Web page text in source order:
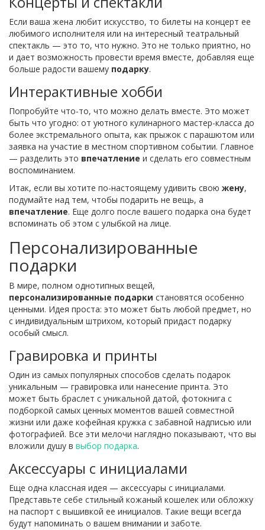
Если ваша жена любит искусство, то билеты на концерт ее
любимого исполнителя или на интересный театральный
спектакль — это то, что нужно. Это не только приятно, но
и дает возможность провести время вместе, добавляя еще
больше радости вашему подарку.
Интерактивные хобби
Попробуйте что-то, что можно делать вместе. Это может
быть что угодно: от уютного кулинарного мастер-класса до
более экстремального опыта, как прыжок с парашютом или
заявка на участие в местном спортивном событии. Главное
— разделить это впечатление и сделать его совместным
воспоминанием.
Итак, если вы хотите по-настоящему удивить свою жену,
подумайте над тем, чтобы подарить не вещь, а
впечатление. Еще долго после вашего подарка она будет
вспоминать об этом с улыбкой на лице.
Персонализированные
подарки
В мире, полном однотипных вещей,
персонализированные подарки становятся особенно
ценными. Идея проста: это может быть любой предмет, но
с индивидуальным штрихом, который придаст подарку
особый смысл.
Гравировка и принты
Один из самых популярных способов сделать подарок
уникальным — гравировка или нанесение принта. Это
может быть браслет с уникальной датой, фотокнига с
подборкой самых ценных моментов вашей совместной
жизни или даже кофейная кружка с забавной надписью или
фотографией. Все эти мелочи наглядно показывают, что вы
вложили душу в выбор подарка.
Аксессуары с инициалами
Еще одна классная идея — аксессуары с инициалами.
Представьте себе стильный кожаный кошелек или обложку
на паспорт с вышивкой ее инициалов. Такие вещи всегда
будут напоминать о вашем внимании и заботе.